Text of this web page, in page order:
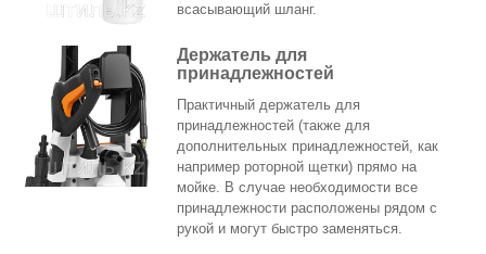
всасывающий шланг.
Держатель для
принадлежностей
Практичный держатель для
принадлежностей (также для
дополнительных принадлежностей, как
например роторной щетки) прямо на
мойке. В случае необходимости все
принадлежности расположены рядом с
рукой и могут быстро заменяться.